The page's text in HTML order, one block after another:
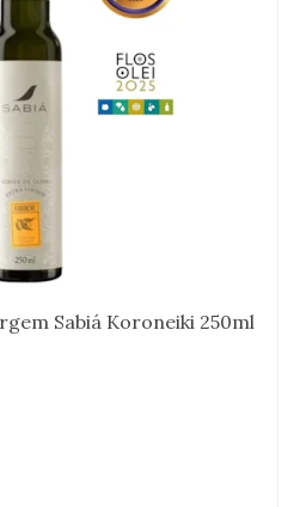
Sabiá Koroneiki 250ml